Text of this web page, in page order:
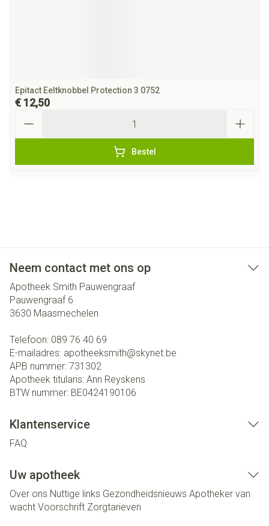
Epitact Eeltknobbel Protection 3 0752
€ 12,50
Bestel
Neem contact met ons op
Apotheek Smith Pauwengraaf
Pauwengraaf 6
3630 Maasmechelen
Telefoon: 089 76 40 69
E-mailadres: apotheeksmith@skynet.be
APB nummer: 731302
Apotheek titularis: Ann Reyskens
BTW nummer: BE0424190106
Klantenservice
FAQ
Uw apotheek
Over ons Nuttige links Gezondheidsnieuws Apotheker van
wacht Voorschrift Zorgtarieven